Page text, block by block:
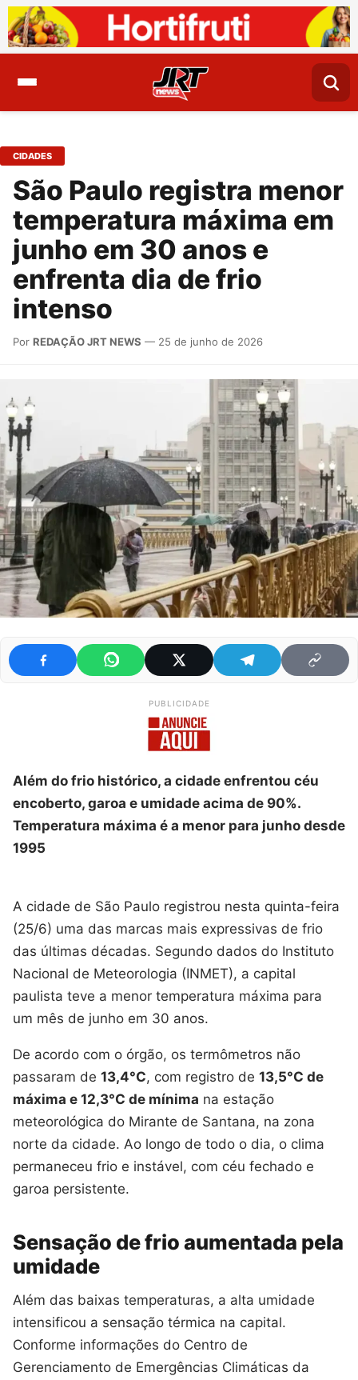
CIDADES
São Paulo registra menor
temperatura máxima em
junho em 30 anos e
enfrenta dia de frio
intenso
Por REDAÇÃO JRT NEWS — 25 de junho de 2026
PUBLICIDADE
Além do frio histórico, a cidade enfrentou céu
encoberto, garoa e umidade acima de 90%.
Temperatura máxima é a menor para junho desde
1995
A cidade de São Paulo registrou nesta quinta-feira
(25/6) uma das marcas mais expressivas de frio
das últimas décadas. Segundo dados do Instituto
Nacional de Meteorologia (INMET), a capital
paulista teve a menor temperatura máxima para
um mês de junho em 30 anos.
De acordo com o órgão, os termômetros não
passaram de 13,4°C, com registro de 13,5°C de
máxima e 12,3°C de mínima na estação
meteorológica do Mirante de Santana, na zona
norte da cidade. Ao longo de todo o dia, o clima
permaneceu frio e instável, com céu fechado e
garoa persistente.
Sensação de frio aumentada pela
umidade
Além das baixas temperaturas, a alta umidade
intensificou a sensação térmica na capital.
Conforme informações do Centro de
Gerenciamento de Emergências Climáticas da